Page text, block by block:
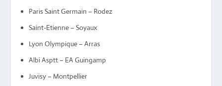
Paris Saint Germain – Rodez
Saint-Etienne – Soyaux
Lyon Olympique – Arras
Albi Asptt – EA Guingamp
Juvisy – Montpellier